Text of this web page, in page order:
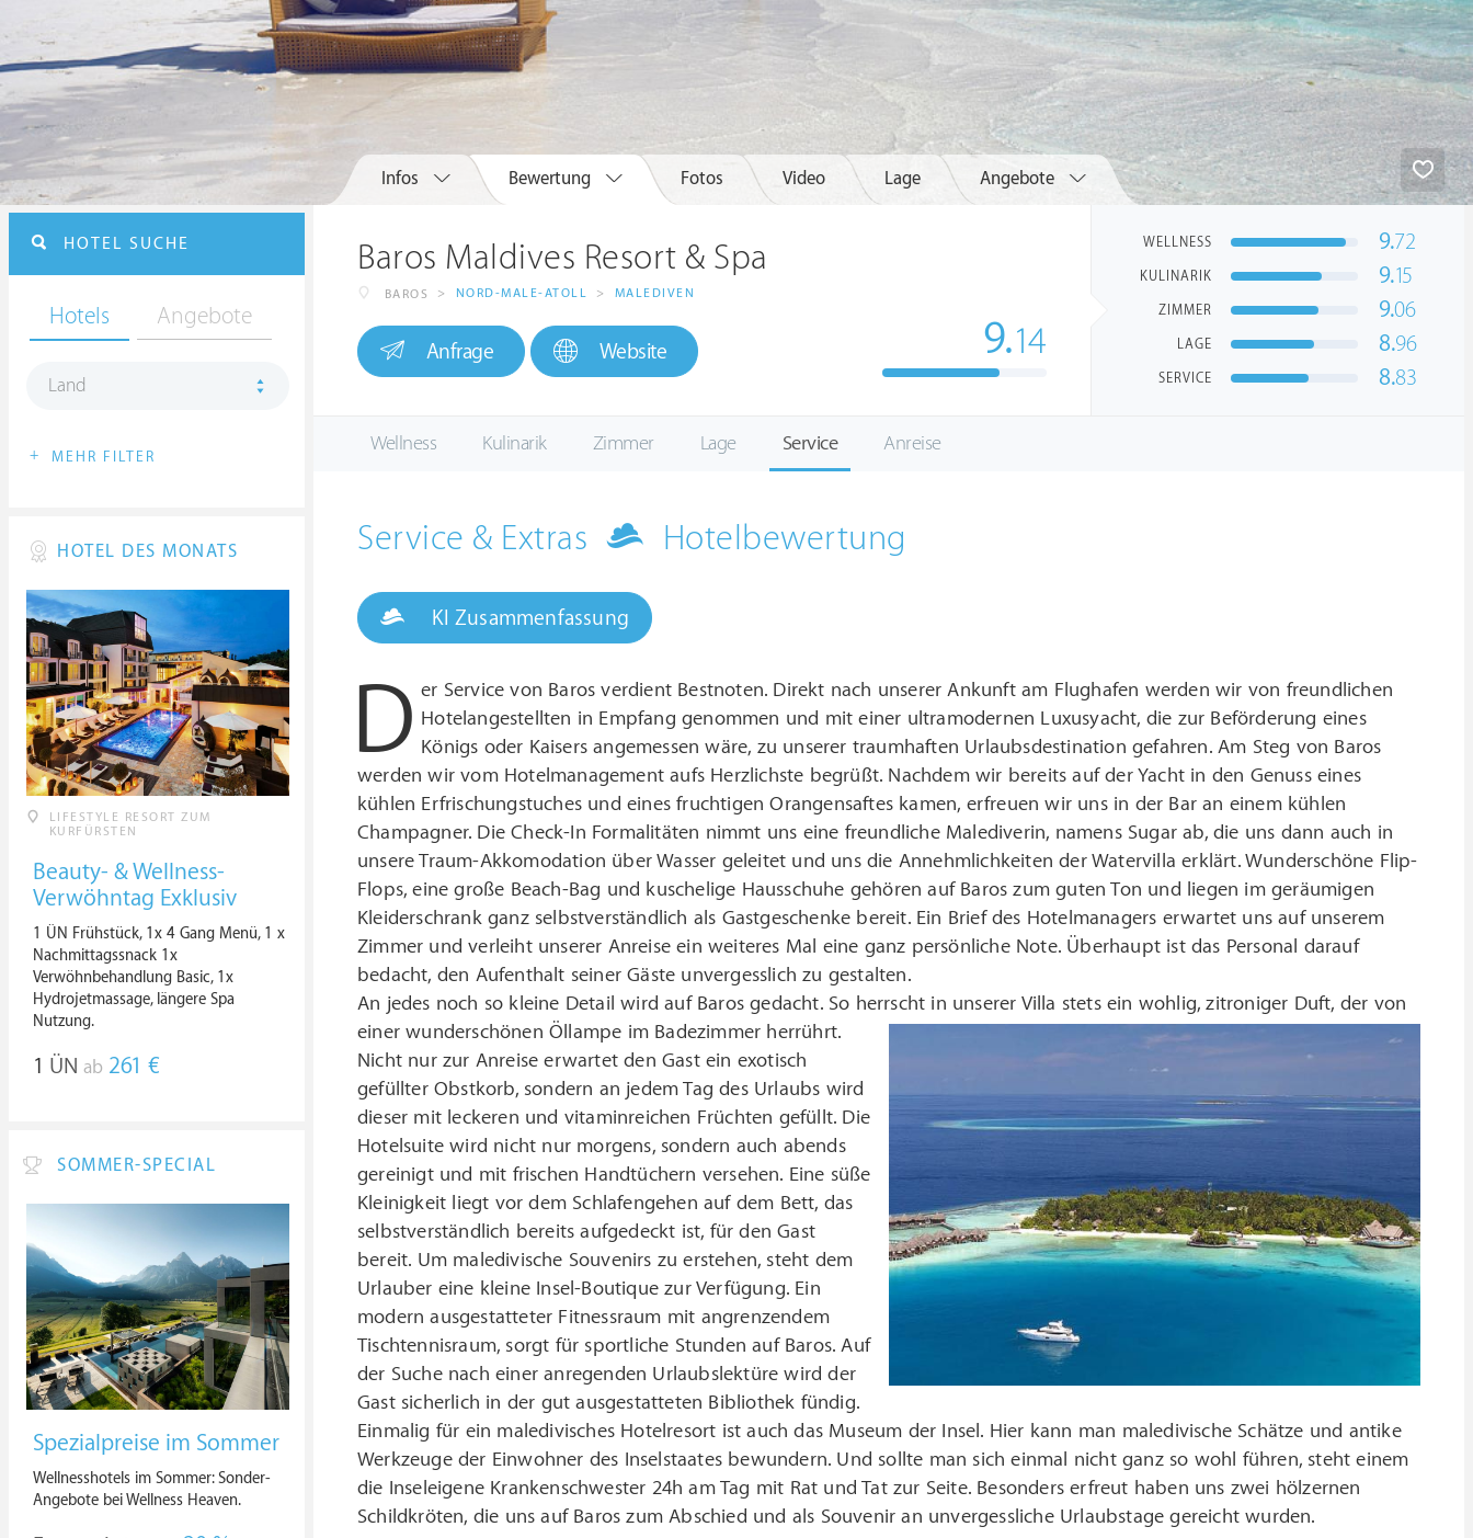
Infos Bewertung Fotos Video Lage Angebote
Baros Maldives Resort & Spa
BAROS > NORD-MALE-ATOLL > MALEDIVEN
Anfrage Website 9.14
WELLNESS 9.72
KULINARIK 9.15
ZIMMER 9.06
LAGE 8.96
SERVICE 8.83
Wellness Kulinarik Zimmer Lage Service Anreise
Service & Extras Hotelbewertung
KI Zusammenfassung
D er Service von Baros verdient Bestnoten. Direkt nach unserer Ankunft am Flughafen werden wir von freundlichen
Hotelangestellten in Empfang genommen und mit einer ultramodernen Luxusyacht, die zur Beförderung eines
Königs oder Kaisers angemessen wäre, zu unserer traumhaften Urlaubsdestination gefahren. Am Steg von Baros
werden wir vom Hotelmanagement aufs Herzlichste begrüßt. Nachdem wir bereits auf der Yacht in den Genuss eines
kühlen Erfrischungstuches und eines fruchtigen Orangensaftes kamen, erfreuen wir uns in der Bar an einem kühlen
Champagner. Die Check-In Formalitäten nimmt uns eine freundliche Malediverin, namens Sugar ab, die uns dann auch in
unsere Traum-Akkomodation über Wasser geleitet und uns die Annehmlichkeiten der Watervilla erklärt. Wunderschöne Flip-
Flops, eine große Beach-Bag und kuschelige Hausschuhe gehören auf Baros zum guten Ton und liegen im geräumigen
Kleiderschrank ganz selbstverständlich als Gastgeschenke bereit. Ein Brief des Hotelmanagers erwartet uns auf unserem
Zimmer und verleiht unserer Anreise ein weiteres Mal eine ganz persönliche Note. Überhaupt ist das Personal darauf
bedacht, den Aufenthalt seiner Gäste unvergesslich zu gestalten.
An jedes noch so kleine Detail wird auf Baros gedacht. So herrscht in unserer Villa stets ein wohlig, zitroniger Duft, der von
einer wunderschönen Öllampe im Badezimmer herrührt.
Nicht nur zur Anreise erwartet den Gast ein exotisch
gefüllter Obstkorb, sondern an jedem Tag des Urlaubs wird
dieser mit leckeren und vitaminreichen Früchten gefüllt. Die
Hotelsuite wird nicht nur morgens, sondern auch abends
gereinigt und mit frischen Handtüchern versehen. Eine süße
Kleinigkeit liegt vor dem Schlafengehen auf dem Bett, das
selbstverständlich bereits aufgedeckt ist, für den Gast
bereit. Um maledivische Souvenirs zu erstehen, steht dem
Urlauber eine kleine Insel-Boutique zur Verfügung. Ein
modern ausgestatteter Fitnessraum mit angrenzendem
Tischtennisraum, sorgt für sportliche Stunden auf Baros. Auf
der Suche nach einer anregenden Urlaubslektüre wird der
Gast sicherlich in der gut ausgestatteten Bibliothek fündig.
Einmalig für ein maledivisches Hotelresort ist auch das Museum der Insel. Hier kann man maledivische Schätze und antike
Werkzeuge der Einwohner des Inselstaates bewundern. Und sollte man sich einmal nicht ganz so wohl führen, steht einem
die Inseleigene Krankenschwester 24h am Tag mit Rat und Tat zur Seite. Besonders erfreut haben uns zwei hölzernen
Schildkröten, die uns auf Baros zum Abschied und als Souvenir an unvergessliche Urlaubstage gereicht wurden.
HOTEL SUCHE
Hotels Angebote
Land
+ MEHR FILTER
HOTEL DES MONATS
LIFESTYLE RESORT ZUM
KURFÜRSTEN
Beauty- & Wellness-
Verwöhntag Exklusiv
1 ÜN Frühstück, 1x 4 Gang Menü, 1 x
Nachmittagssnack 1x
Verwöhnbehandlung Basic, 1x
Hydrojetmassage, längere Spa
Nutzung.
1 ÜN ab 261 €
SOMMER-SPECIAL
Spezialpreise im Sommer
Wellnesshotels im Sommer: Sonder-
Angebote bei Wellness Heaven.